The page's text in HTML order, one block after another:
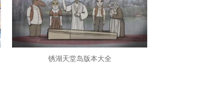
锈湖天堂岛版本大全